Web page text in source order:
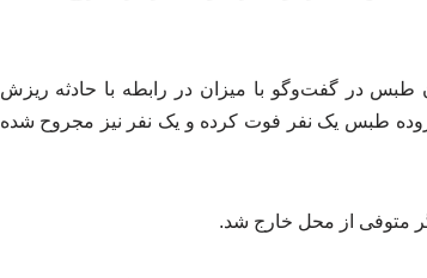
در گفت‌وگو با میزان در رابطه با حادثه ریزش
متاسفانه در پی حادثه ریزش زون ۷ معدن پروده طبس یک نفر فوت کرده و یک نفر نیز مجروح شده
متوفی از محل خارج شد.